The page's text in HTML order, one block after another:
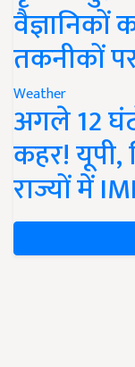
वैज्ञानिकों
तकनीकों
Weather
अगले 12
कहर! यूपी,
राज्यों में